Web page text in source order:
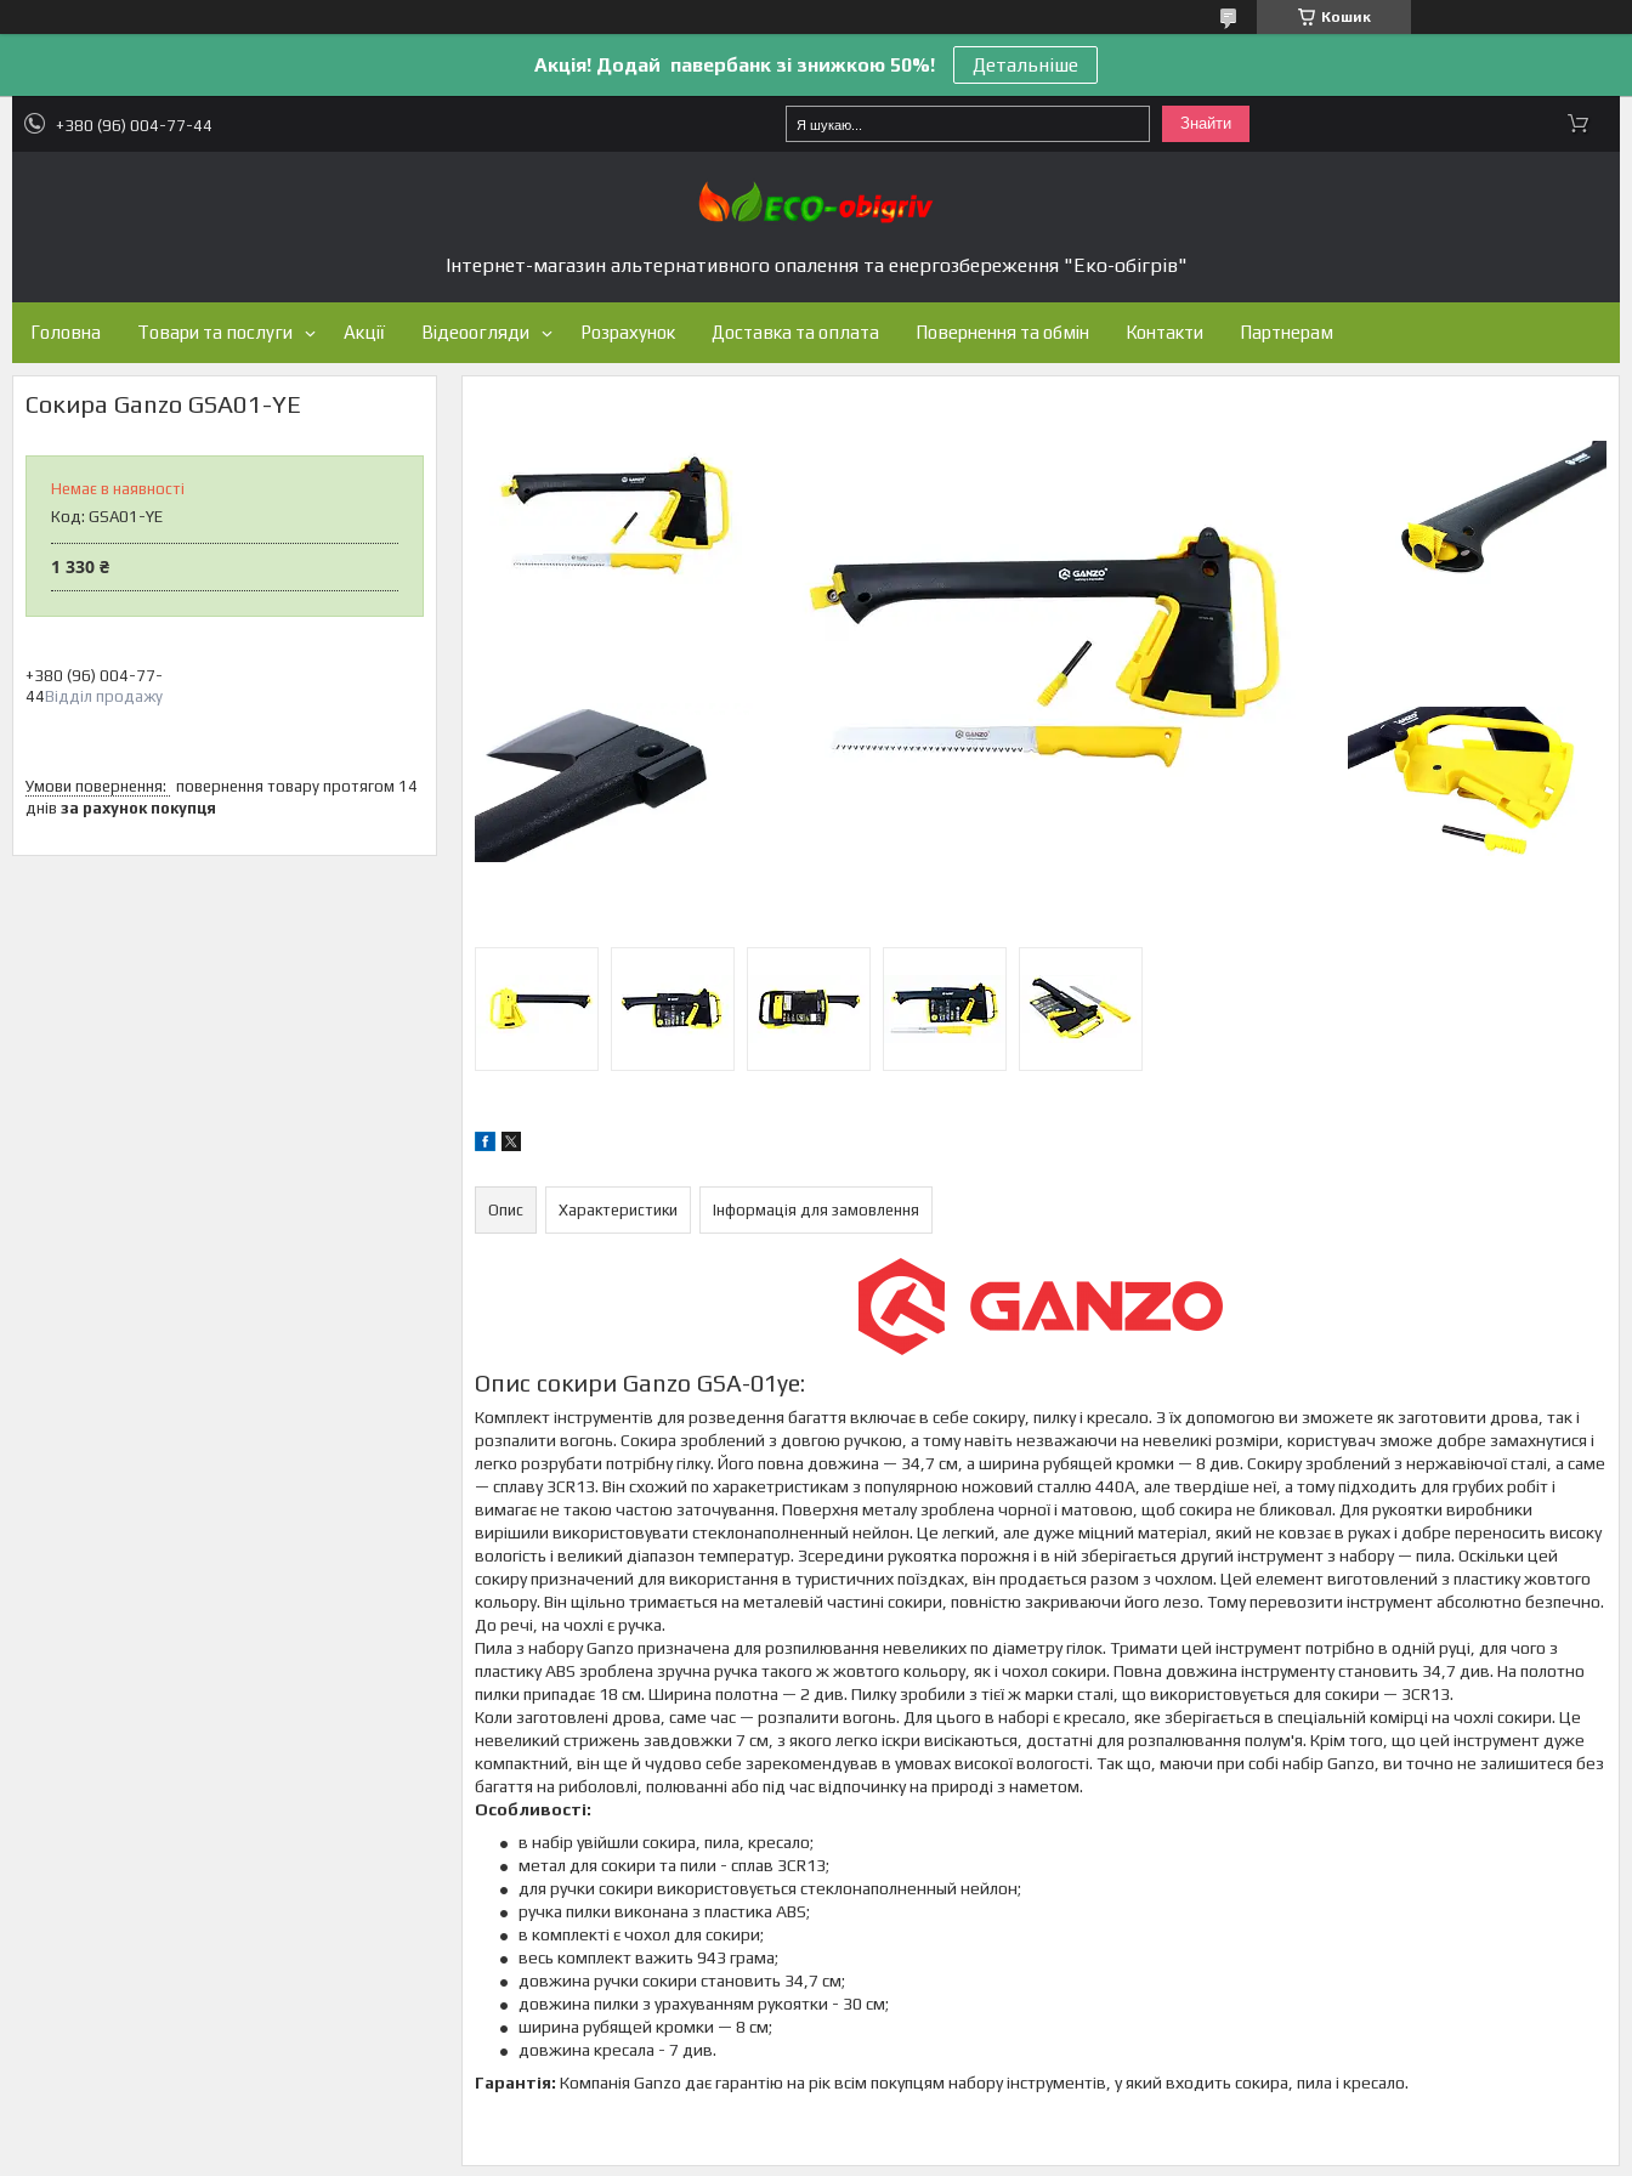
Кошик
Акція! Додай павербанк зі знижкою 50%! Детальніше
+380 (96) 004-77-44 Знайти
Інтернет-магазин альтернативного опалення та енергозбереження "Еко-обігрів"
Головна Товари та послуги Акції Відеоогляди Розрахунок Доставка та оплата Повернення та обмін Контакти Партнерам
Сокира Ganzo GSA01-YE
Немає в наявності
Код: GSA01-YE
1 330 ₴
+380 (96) 004-77-
44Відділ продажу
повернення товару протягом 14
днів за рахунок покупця
Опис Характеристики Інформація для замовлення
Опис сокири Ganzo GSA-01ye:
Комплект інструментів для розведення багаття включає в себе сокиру, пилку і кресало. З їх допомогою ви зможете як заготовити дрова, так і
розпалити вогонь. Сокира зроблений з довгою ручкою, а тому навіть незважаючи на невеликі розміри, користувач зможе добре замахнутися і
легко розрубати потрібну гілку. Його повна довжина — 34,7 см, а ширина рубящей кромки — 8 див. Сокиру зроблений з нержавіючої сталі, а саме
— сплаву 3CR13. Він схожий по харакетристикам з популярною ножовий сталлю 440А, але твердіше неї, а тому підходить для грубих робіт і
вимагає не такою частою заточування. Поверхня металу зроблена чорної і матовою, щоб сокира не бликовал. Для рукоятки виробники
вирішили використовувати стеклонаполненный нейлон. Це легкий, але дуже міцний матеріал, який не ковзає в руках і добре переносить високу
вологість і великий діапазон температур. Зсередини рукоятка порожня і в ній зберігається другий інструмент з набору — пила. Оскільки цей
сокиру призначений для використання в туристичних поїздках, він продається разом з чохлом. Цей елемент виготовлений з пластику жовтого
кольору. Він щільно тримається на металевій частині сокири, повністю закриваючи його лезо. Тому перевозити інструмент абсолютно безпечно.
До речі, на чохлі є ручка.
Пила з набору Ganzo призначена для розпилювання невеликих по діаметру гілок. Тримати цей інструмент потрібно в одній руці, для чого з
пластику ABS зроблена зручна ручка такого ж жовтого кольору, як і чохол сокири. Повна довжина інструменту становить 34,7 див. На полотно
пилки припадає 18 см. Ширина полотна — 2 див. Пилку зробили з тієї ж марки сталі, що використовується для сокири — 3CR13.
Коли заготовлені дрова, саме час — розпалити вогонь. Для цього в наборі є кресало, яке зберігається в спеціальній комірці на чохлі сокири. Це
невеликий стрижень завдовжки 7 см, з якого легко іскри висікаються, достатні для розпалювання полум'я. Крім того, що цей інструмент дуже
компактний, він ще й чудово себе зарекомендував в умовах високої вологості. Так що, маючи при собі набір Ganzo, ви точно не залишитеся без
багаття на риболовлі, полюванні або під час відпочинку на природі з наметом.
Особливості:
в набір увійшли сокира, пила, кресало;
метал для сокири та пили - сплав 3CR13;
для ручки сокири використовується стеклонаполненный нейлон;
ручка пилки виконана з пластика ABS;
в комплекті є чохол для сокири;
весь комплект важить 943 грама;
довжина ручки сокири становить 34,7 см;
довжина пилки з урахуванням рукоятки - 30 см;
ширина рубящей кромки — 8 см;
довжина кресала - 7 див.
Гарантія: Компанія Ganzo дає гарантію на рік всім покупцям набору інструментів, у який входить сокира, пила і кресало.